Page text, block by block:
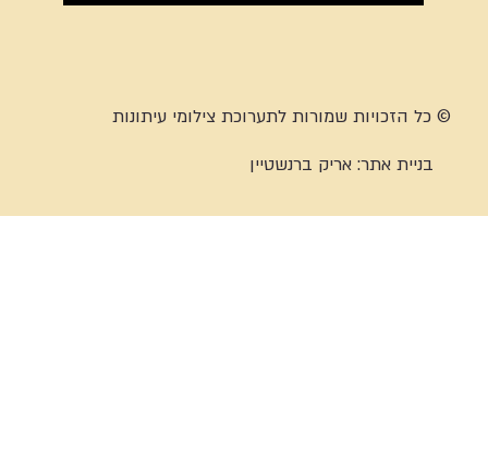
© כל הזכויות שמורות לתערוכת צילומי עיתונות
בניית אתר:אריק ברנשטיין